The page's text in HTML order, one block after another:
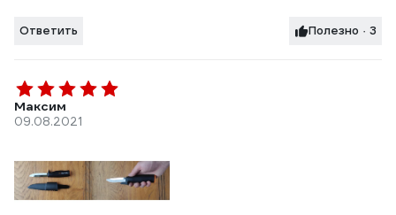
Ответить Полезно · 3
Максим
09.08.2021